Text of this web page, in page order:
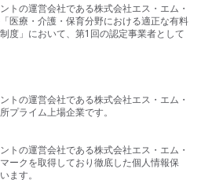
トの運営会社である株式会社エス・エム・
医療・介護・保育分野における適正な有料
度」において、第1回の認定事業者として
トの運営会社である株式会社エス・エム・
プライム上場企業です。
トの運営会社である株式会社エス・エム・
ークを取得しており徹底した個人情報保
ます。